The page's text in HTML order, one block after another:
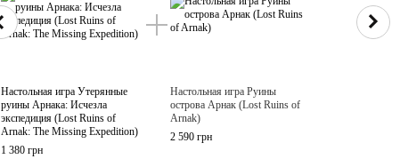
Настольная игра Утерянные
руины Арнака: Исчезла
экспедиция (Lost Ruins of
Arnak: The Missing Expedition)
1 380 грн
Настольная игра Руины
острова Арнак (Lost Ruins of
Arnak)
2 590 грн